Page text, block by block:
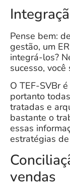
Pense bem:
gestão, um
integrá-los?
sucesso,
O TEF-SVBr
portanto
tratadas e
bastante o
essas
estratégias
vendas